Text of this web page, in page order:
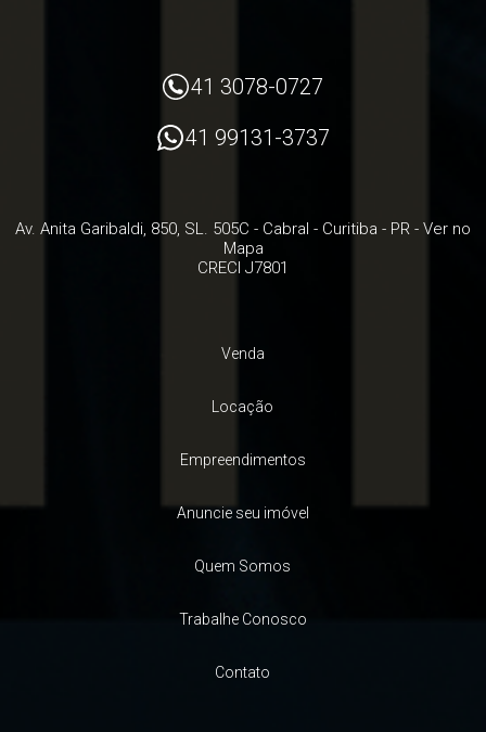
41 3078-0727
41 99131-3737
Av. Anita Garibaldi, 850, SL. 505C - Cabral - Curitiba - PR - Ver no
Mapa
CRECI J7801
Venda
Locação
Empreendimentos
Anuncie seu imóvel
Quem Somos
Trabalhe Conosco
Contato